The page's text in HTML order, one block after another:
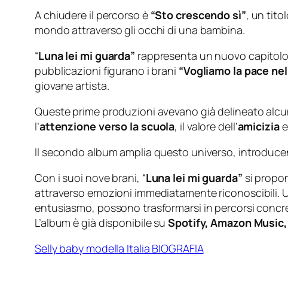
A chiudere il percorso è “Sto crescendo sì”, un
mondo attraverso gli occhi di una bambina.
“Luna lei mi guarda” rappresenta un nuovo
pubblicazioni figurano i brani “Vogliamo la pace
giovane artista.
Queste prime produzioni avevano già delineato
l’attenzione verso la scuola, il valore dell’amiciziae
Il secondo album amplia questo universo,
Con i suoi nove brani, “Luna lei mi guarda” si
attraverso emozioni immediatamente riconoscibili.
entusiasmo, possono trasformarsi in percorsi
L’album è già disponibile suSpotify, Amazon Music,
Selly baby modella Italia BIOGRAFIA